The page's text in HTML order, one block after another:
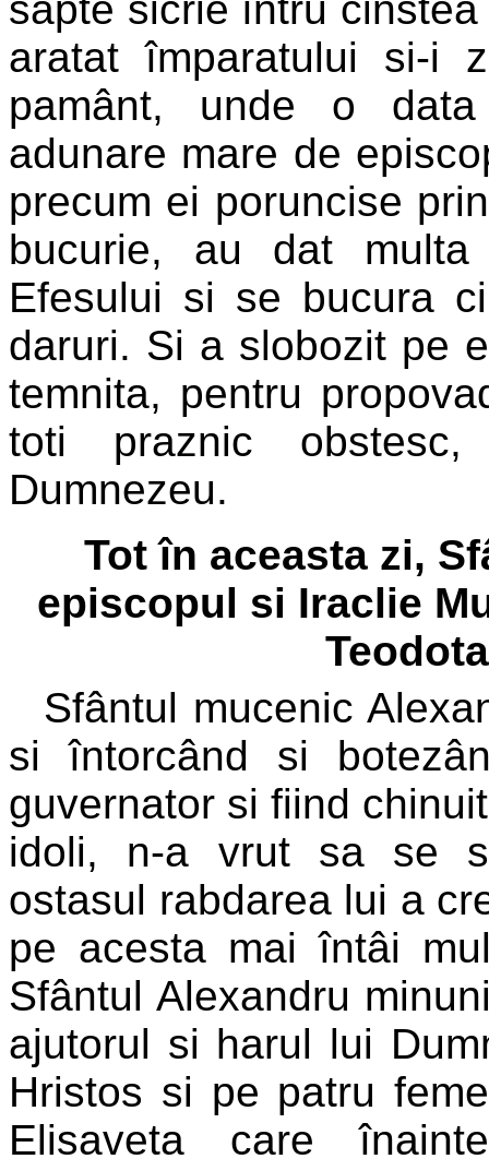
aratat împaratului si-i
pamânt, unde o
adunare mare de
precum ei poruncise
bucurie, au dat
Efesului si se bucura
daruri. Si a slobozit pe
temnita, pentru
toti praznic
Dumnezeu.
Tot în aceasta zi,
episcopul si Iraclie
Sfântul mucenic
si întorcând si
guvernator si fiind
idoli, n-a vrut sa se
ostasul rabdarea lui a
pe acesta mai întâi
Sfântul Alexandru
ajutorul si harul lui
Hristos si pe patru
Elisaveta care